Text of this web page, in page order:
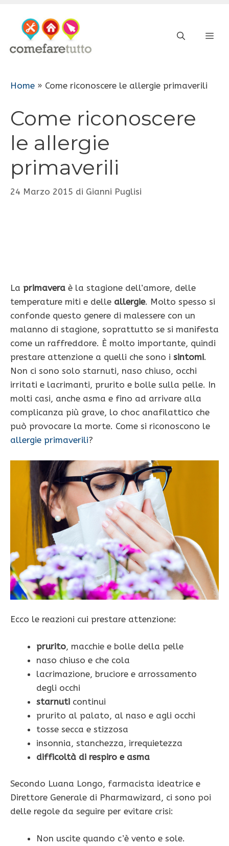
contenuto
Home » Come riconoscere le allergie primaverili
Come riconoscere
le allergie
primaverili
24 Marzo 2015 di Gianni Puglisi
La primavera è la stagione dell’amore, delle
temperature miti e delle allergie. Molto spesso si
confonde questo genere di malessere con un
malanno di stagione, soprattutto se si manifesta
come un raffreddore. È molto importante, quindi
prestare attenzione a quelli che sono i sintomi.
Non ci sono solo starnuti, naso chiuso, occhi
irritati e lacrimanti, prurito e bolle sulla pelle. In
molti casi, anche asma e fino ad arrivare alla
complicanza più grave, lo choc anafilattico che
può provocare la morte. Come si riconoscono le
allergie primaverili?
Ecco le reazioni cui prestare attenzione:
prurito, macchie e bolle della pelle
naso chiuso e che cola
lacrimazione, bruciore e arrossamento
degli occhi
starnuti continui
prurito al palato, al naso e agli occhi
tosse secca e stizzosa
insonnia, stanchezza, irrequietezza
difficoltà di respiro e asma
Secondo Luana Longo, farmacista ideatrice e
Direttore Generale di Pharmawizard, ci sono poi
delle regole da seguire per evitare crisi:
Non uscite quando c’è vento e sole.